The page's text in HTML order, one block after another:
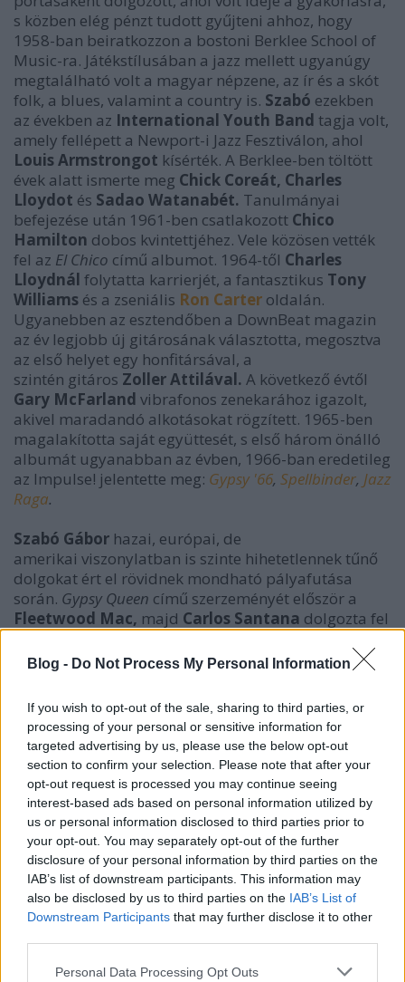
Blog - Do Not Process My Personal Information
If you wish to opt-out of the sale, sharing to third parties, or
processing of your personal or sensitive information for
targeted advertising by us, please use the below opt-out
section to confirm your selection. Please note that after your
opt-out request is processed you may continue seeing
interest-based ads based on personal information utilized by
us or personal information disclosed to third parties prior to
your opt-out. You may separately opt-out of the further
disclosure of your personal information by third parties on the
IAB’s list of downstream participants. This information may
also be disclosed by us to third parties on the IAB’s List of
Downstream Participants that may further disclose it to other
Please note that this website/app uses one or more Google
Personal Data Processing Opt Outs
s közben elég pénzt tudott gyűjteni ahhoz, hogy
1958-ban beiratkozzon a bostoni Berklee School of
Music-ra. Játékstílusában a jazz mellett ugyanúgy
megtalálható volt a magyar népzene, az ír és a skót
folk, a blues, valamint a country is. Szabó ezekben
az években az International Youth Band tagja volt,
amely fellépett a Newport-i Jazz Fesztiválon, ahol
Louis Armstrongot kísérték. A Berklee-ben töltött
évek alatt ismerte meg Chick Coreát, Charles
Lloydot és Sadao Watanabét. Tanulmányai
befejezése után 1961-ben csatlakozott Chico
Hamilton dobos kvintettjéhez. Vele közösen vették
fel az El Chico című albumot. 1964-től Charles
Lloydnál folytatta karrierjét, a fantasztikus Tony
Williams és a zseniális Ron Carter oldalán.
Ugyanebben az esztendőben a DownBeat magazin
az év legjobb új gitárosának választotta, megosztva
az első helyet egy honfitársával, a
szintén gitáros Zoller Attilával. A következő évtől
Gary McFarland vibrafonos zenekarához igazolt,
akivel maradandó alkotásokat rögzített. 1965-ben
magalakította saját együttesét, s első három önálló
albumát ugyanabban az évben, 1966-ban eredetileg
az Impulse! jelentette meg: Gypsy '66, Spellbinder, Jazz
Raga.
Szabó Gábor hazai, európai, de
amerikai viszonylatban is szinte hihetetlennek tűnő
dolgokat ért el rövidnek mondható pályafutása
során. Gypsy Queen című szerzeményét először a
Fleetwood Mac, majd Carlos Santana dolgozta fel
Fesztiválon olyan művészek társaságában lépett fel,
Jimi Hendrix, B. B. King, Dizzy Gillespie
Janis Joplin.
Lena Horne zenekarával, Harry
Balfontévelkiegészülve koncertet adott a Las
Vegas-i Caesars Palace-ban. Közös lemezen
muzsikált Jack DeJohnette -tel,Billy Cobhammel,
Bob James-szel ésPaulinho DaCostávalis. 1971-
benBobby Womackkelközösen komponálták a
Breezin'című slágert, amely későbbGeorge Benson
által vált ismertté és hatalmas sikerré. Az
eredeti változat SzabóHollywoodban készítettHigh
Contrast című lemezén hallható, melynek producere
a világhírűTommy LiPumavolt.